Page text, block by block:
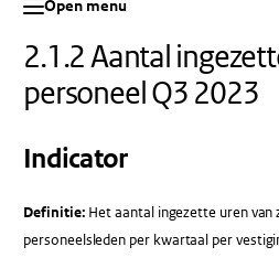
Open menu
2.1.2 Aantal
personeel Q3 2023
Indicator
Definitie: Het aantal ingezette uren
personeelsleden per kwartaal per